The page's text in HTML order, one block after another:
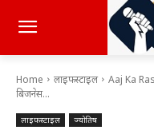
Home लाइफस्टाइल
Aaj Ka
बिजनेस...
लाइफस्टाइल ज्योतिष